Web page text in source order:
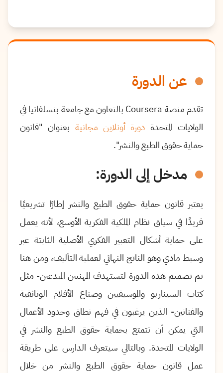
عن الدورة
تقدم منصة Coursera بالتعاون مع جامعة بنسلفانيا في
الولايات المتحدة دورة أونلاين مجانية بعنوان "قانون
حماية حقوق الطبع والنشر".
مدخل إلى الدورة:
يعتبر قانون حماية حقوق الطبع والنشر إطارًا تشريعيًا
فريدًا في سياق نظام الملكية الفكرية الأوسع، لأنه يعمل
على حماية أشكال التعبير الفكري الأصلية الثابتة عبر
وسيط مادي وهو الناتج النهائي لعملية التأليف، ومن هنا
تم تصميم هذه الدورة لتستهدف المهنيين المبدعين- مثل
كتاب السيناريو والموسيقيين وصناع الأفلام الوثائقية
والفنانين- الذين يرغبون في فهم نطاق وحدود الأعمال
التي يمكن أن تتمتع بحماية حقوق الطبع والنشر في
الولايات المتحدة. وبالتالي سيتعرف الدارس على طريقة
عمل قانون حماية حقوق الطبع والنشر من خلال